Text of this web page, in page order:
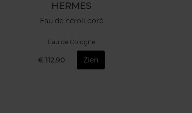
HERMES
Eau de néroli doré
Eau de Cologne
€ 112,90 Zien